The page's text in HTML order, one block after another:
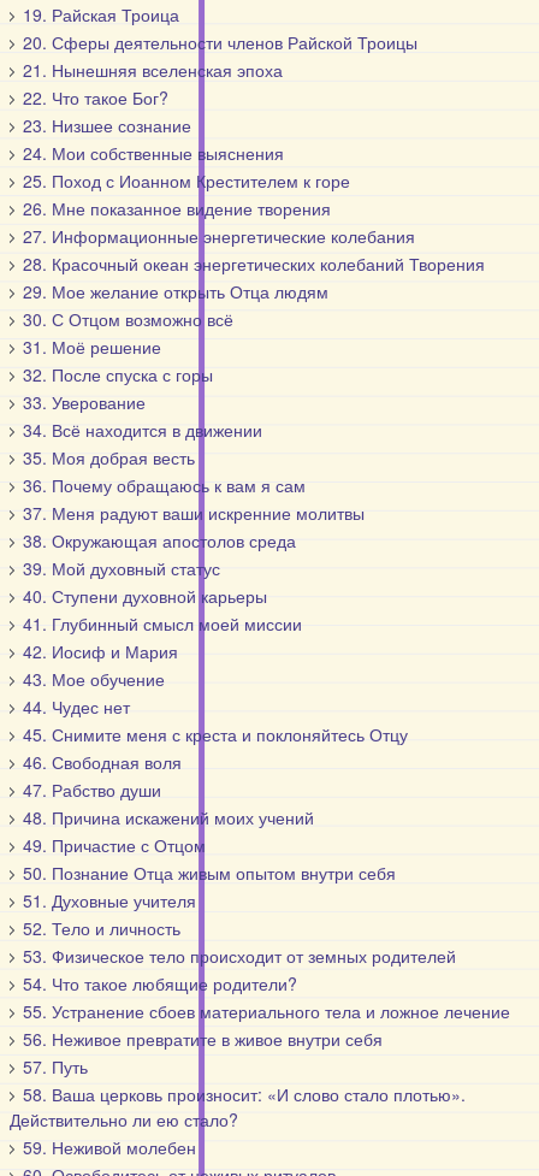
19. Райская Троица
20. Сферы деятельности членов Райской Троицы
21. Нынешняя вселенская эпоха
22. Что такое Бог?
23. Низшее сознание
24. Мои собственные выяснения
25. Поход с Иоанном Крестителем к горе
26. Мне показанное видение творения
27. Информационные энергетические колебания
28. Красочный океан энергетических колебаний Творения
29. Мое желание открыть Отца людям
30. С Отцом возможно всё
31. Моё решение
32. После спуска с горы
33. Уверование
34. Всё находится в движении
35. Моя добрая весть
36. Почему обращаюсь к вам я сам
37. Меня радуют ваши искренние молитвы
38. Окружающая апостолов среда
39. Мой духовный статус
40. Ступени духовной карьеры
41. Глубинный смысл моей миссии
42. Иосиф и Мария
43. Мое обучение
44. Чудес нет
45. Снимите меня с креста и поклоняйтесь Отцу
46. Свободная воля
47. Рабство души
48. Причина искажений моих учений
49. Причастие с Отцом
50. Познание Отца живым опытом внутри себя
51. Духовные учителя
52. Тело и личность
53. Физическое тело происходит от земных родителей
54. Что такое любящие родители?
55. Устранение сбоев материального тела и ложное лечение
56. Неживое превратите в живое внутри себя
57. Путь
58. Ваша церковь произносит: «И слово стало плотью».
Действительно ли ею стало?
59. Неживой молебен